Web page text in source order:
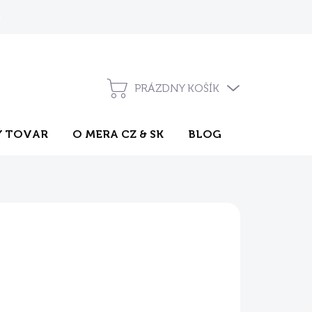
NÁKUPNÝ
PRÁZDNY KOŠÍK
TOVAR O MERA CZ & SK BLOG